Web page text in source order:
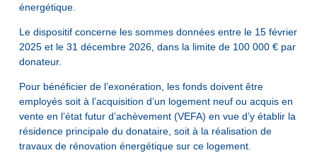
énergétique.
Le dispositif concerne les sommes données entre le 15 février
2025 et le 31 décembre 2026, dans la limite de 100 000 € par
donateur.
Pour bénéficier de l’exonération, les fonds doivent être
employés soit à l’acquisition d’un logement neuf ou acquis en
vente en l’état futur d’achèvement (VEFA) en vue d’y établir la
résidence principale du donataire, soit à la réalisation de
travaux de rénovation énergétique sur ce logement.